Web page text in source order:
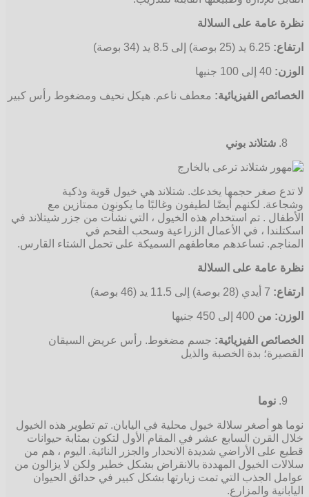
نظرة عامة على السلالة
ارتفاع:
الوزن:
الخصائص الفيزيائية: معطف ناعم. هيكل نحيف ومضغوط رأس كبير
شتلاند بوني
لا تدع صغر حجمها يخدعك. شتلاند هي خيول قوية وذكية
وشجاعة. لكنهم أيضًا لطيفون وغالبًا ما يكونون ممتازين مع
الأطفال . تم استخدام هذه الخيول ، التي نشأت من جزر شيتلاند في
اسكتلندا ، في الأعمال الزراعية وسحب الفحم في
المناجم. تساعدهم معاطفهم السميكة على تحمل الشتاء القارس.
نظرة عامة على السلالة
ارتفاع:
الوزن: من
الخصائص الفيزيائية: جسم مضغوط. رأس عريض السيقان
القصيرة؛ بدة الخصبة والذيل
نوما
نوما هو أصغر سلالة خيول محلية في اليابان. تم تطوير هذه الخيول
خلال القرن السابع عشر في المقام الأول لتكون بمثابة حيوانات
قطيع على الأراضي شديدة الانحدار والجزر النائية. اليوم ، هم من
سلالات الخيول المهددة بالانقراض بشكل خطير ولكن لا يزالون من
عوامل الجذب التي تمت زيارتها بشكل كبير في حدائق الحيوان
اليابانية والمزارع.